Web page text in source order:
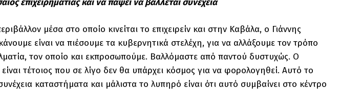
μέσα στο οποίο κινείται το επιχειρείν και στην Καβάλα, ο Γιάννης
είναι να πιέσουμε τα κυβερνητικά στελέχη, για να αλλάξουμε τον τρόπο
τον οποίο και εκπροσωπούμε. Βαλλόμαστε από παντού δυστυχώς. Ο
τέτοιος που σε λίγο δεν θα υπάρχει κόσμος για να φορολογηθεί. Αυτό το
καταστήματα και μάλιστα το λυπηρό είναι ότι αυτό συμβαίνει στο κέντρο